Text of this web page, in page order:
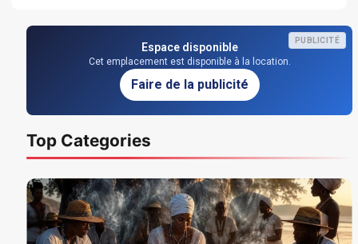
PUBLICITÉ
Espace disponible
Cet emplacement est disponible à la location.
Faire de la publicité
Top Categories